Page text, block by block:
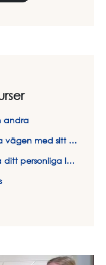
andra
Effektiv kommunikation - Nå hela vägen med sitt budskap
Grundkurs i Ledarskap - Utveckla ditt personliga ledarskap